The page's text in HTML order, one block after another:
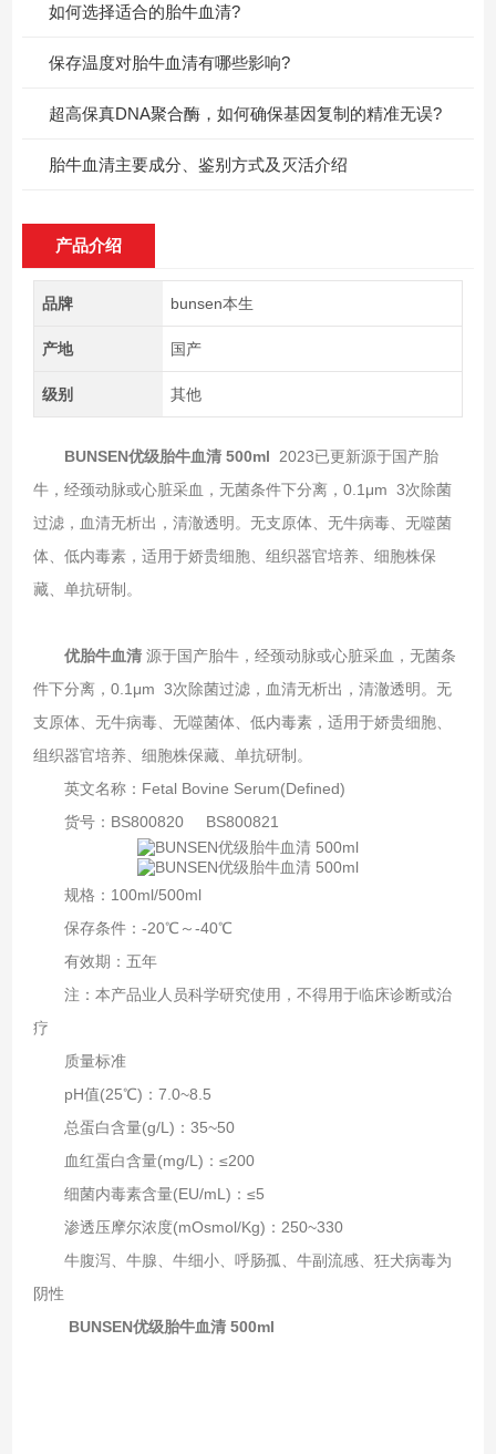
如何选择适合的胎牛血清?
保存温度对胎牛血清有哪些影响?
超高保真DNA聚合酶，如何确保基因复制的精准无误?
胎牛血清主要成分、鉴别方式及灭活介绍
产品介绍
品牌 bunsen本生
产地 国产
级别 其他
BUNSEN优级胎牛血清 500ml 2023已更新源于国产胎
牛，经颈动脉或心脏采血，无菌条件下分离，0.1μm 3次除菌
过滤，血清无析出，清澈透明。无支原体、无牛病毒、无噬菌
体、低内毒素，适用于娇贵细胞、组织器官培养、细胞株保
藏、单抗研制。
优胎牛血清源于国产胎牛，经颈动脉或心脏采血，无菌条
件下分离，0.1μm 3次除菌过滤，血清无析出，清澈透明。无
支原体、无牛病毒、无噬菌体、低内毒素，适用于娇贵细胞、
组织器官培养、细胞株保藏、单抗研制。
英文名称：Fetal Bovine Serum(Defined)
货号：BS800820 BS800821
规格：100ml/500ml
保存条件：-20℃～-40℃
有效期：五年
注：本产品业人员科学研究使用，不得用于临床诊断或治
疗
质量标准
pH值(25℃)：7.0~8.5
总蛋白含量(g/L)：35~50
血红蛋白含量(mg/L)：≤200
细菌内毒素含量(EU/mL)：≤5
渗透压摩尔浓度(mOsmol/Kg)：250~330
牛腹泻、牛腺、牛细小、呼肠孤、牛副流感、狂犬病毒为
阴性
BUNSEN优级胎牛血清 500ml